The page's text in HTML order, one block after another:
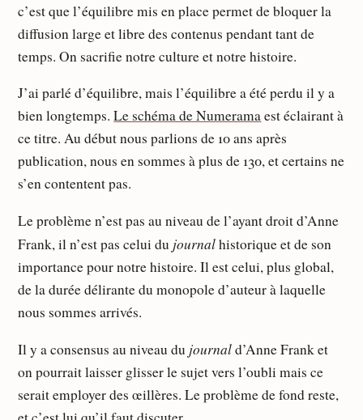
c’est que l’équilibre mis en place permet de bloquer la
diffusion large et libre des contenus pendant tant de
temps. On sacrifie notre culture et notre histoire.
J’ai parlé d’équilibre, mais l’équilibre a été perdu il y a
bien longtemps.Le schéma de Numeramaest éclairant à
ce titre. Au début nous parlions de 10 ans après
publication, nous en sommes à plus de 130, et certains ne
s’en contentent pas.
Le problème n’est pas au niveau de l’ayant droit d’Anne
Frank, il n’est pas celui du journalhistorique et de son
importance pour notre histoire. Il est celui, plus global,
de la durée délirante du monopole d’auteur à laquelle
nous sommes arrivés.
Il y a consensus au niveau du journald’Anne Frank et
on pourrait laisser glisser le sujet vers l’oubli mais ce
serait employer des œillères. Le problème de fond reste,